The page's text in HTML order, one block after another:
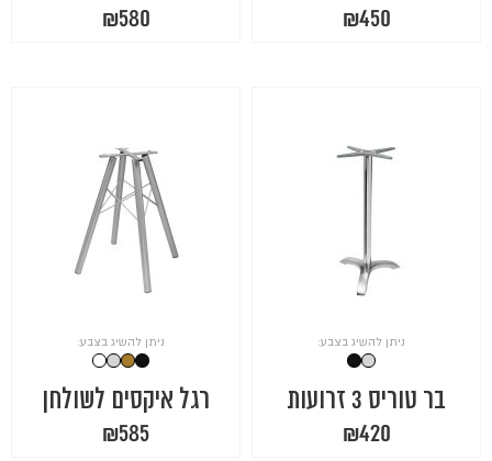
₪450
₪580
ניתן להשיג בצבע:
בר טוריס 3 זרועות
₪420
ניתן להשיג בצבע:
רגל איקסים לשולחן
₪585